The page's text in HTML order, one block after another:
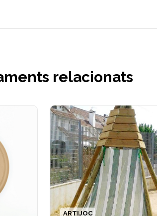
relacionats
ARTIJOC